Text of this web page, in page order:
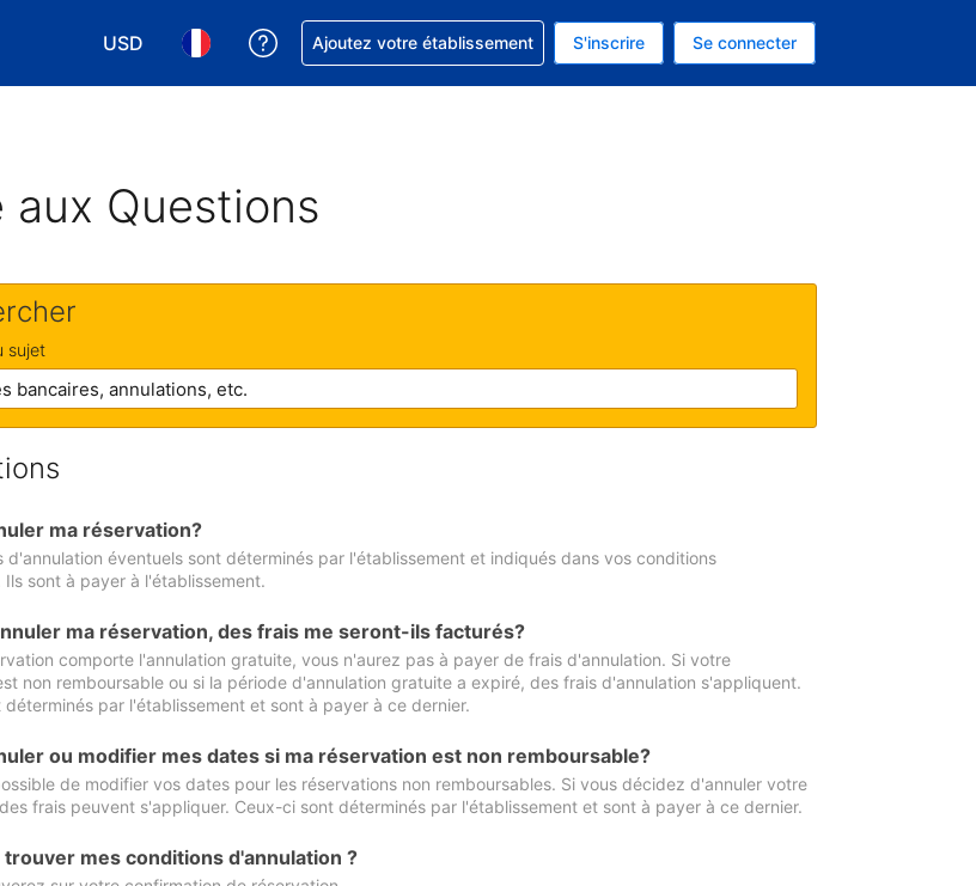
USD
Choisissez votre devise. Votre devise actuelle est celle-ci : Dollar américain.
Choisissez votre langue. Votre langue actuelle est celle-ci : Français.
Obtenez de l'aide concernant votre réservation
Ajoutez votre établissement S'inscrire Se connecter
aux Questions
sujet
ma réservation?
d'annulation éventuels sont déterminés par l'établissement et indiqués dans vos conditions
Ils sont à payer à l'établissement.
ma réservation, des frais me seront-ils facturés?
comporte l'annulation gratuite, vous n'aurez pas à payer de frais d'annulation. Si votre
non remboursable ou si la période d'annulation gratuite a expiré, des frais d'annulation s'appliquent.
déterminés par l'établissement et sont à payer à ce dernier.
ou modifier mes dates si ma réservation est non remboursable?
de modifier vos dates pour les réservations non remboursables. Si vous décidez d'annuler votre
frais peuvent s'appliquer. Ceux-ci sont déterminés par l'établissement et sont à payer à ce dernier.
mes conditions d'annulation ?